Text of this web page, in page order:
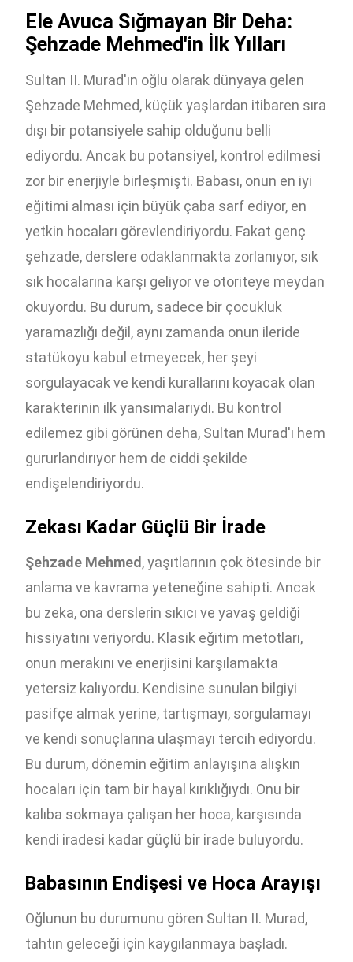
Ele Avuca Sığmayan Bir Deha:
Şehzade Mehmed'in İlk Yılları
Sultan II. Murad'ın oğlu olarak dünyaya gelen
Şehzade Mehmed, küçük yaşlardan itibaren sıra
dışı bir potansiyele sahip olduğunu belli
ediyordu. Ancak bu potansiyel, kontrol edilmesi
zor bir enerjiyle birleşmişti. Babası, onun en iyi
eğitimi alması için büyük çaba sarf ediyor, en
yetkin hocaları görevlendiriyordu. Fakat genç
şehzade, derslere odaklanmakta zorlanıyor, sık
sık hocalarına karşı geliyor ve otoriteye meydan
okuyordu. Bu durum, sadece bir çocukluk
yaramazlığı değil, aynı zamanda onun ileride
statükoyu kabul etmeyecek, her şeyi
sorgulayacak ve kendi kurallarını koyacak olan
karakterinin ilk yansımalarıydı. Bu kontrol
edilemez gibi görünen deha, Sultan Murad'ı hem
gururlandırıyor hem de ciddi şekilde
endişelendiriyordu.
Zekası Kadar Güçlü Bir İrade
Şehzade Mehmed , yaşıtlarının çok ötesinde bir
anlama ve kavrama yeteneğine sahipti. Ancak
bu zeka, ona derslerin sıkıcı ve yavaş geldiği
hissiyatını veriyordu. Klasik eğitim metotları,
onun merakını ve enerjisini karşılamakta
yetersiz kalıyordu. Kendisine sunulan bilgiyi
pasifçe almak yerine, tartışmayı, sorgulamayı
ve kendi sonuçlarına ulaşmayı tercih ediyordu.
Bu durum, dönemin eğitim anlayışına alışkın
hocaları için tam bir hayal kırıklığıydı. Onu bir
kalıba sokmaya çalışan her hoca, karşısında
kendi iradesi kadar güçlü bir irade buluyordu.
Babasının Endişesi ve Hoca Arayışı
Oğlunun bu durumunu gören Sultan II. Murad,
tahtın geleceği için kaygılanmaya başladı.